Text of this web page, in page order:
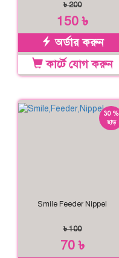
৳ 200
150 ৳
অর্ডার করুন
কার্টে যোগ করুন
30 %
ছাড়
Smile Feeder Nippel
৳ 100
70 ৳